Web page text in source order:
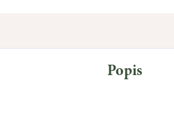
Popis